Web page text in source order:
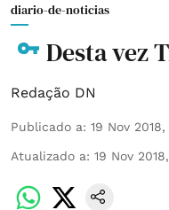
diario-de-noticias
Desta vez
Redação DN
Publicado a: 19 Nov
Atualizado a: 19 Nov